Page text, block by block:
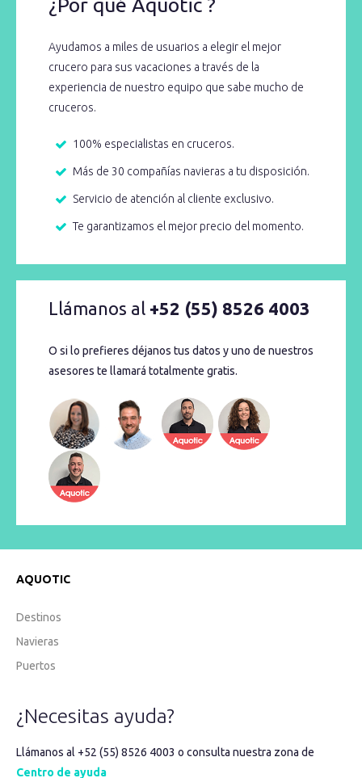
¿Por qué Aquotic ?
Ayudamos a miles de usuarios a elegir el mejor
crucero para sus vacaciones a través de la
experiencia de nuestro equipo que sabe mucho de
cruceros.
100% especialistas en cruceros.
Más de 30 compañías navieras a tu disposición.
Servicio de atención al cliente exclusivo.
Te garantizamos el mejor precio del momento.
Llámanos al +52 (55) 8526 4003
O si lo prefieres déjanos tus datos y uno de nuestros
asesores te llamará totalmente gratis.
AQUOTIC
Destinos
Navieras
Puertos
¿Necesitas ayuda?
Llámanos al +52 (55) 8526 4003 o consulta nuestra zona de
Centro de ayuda